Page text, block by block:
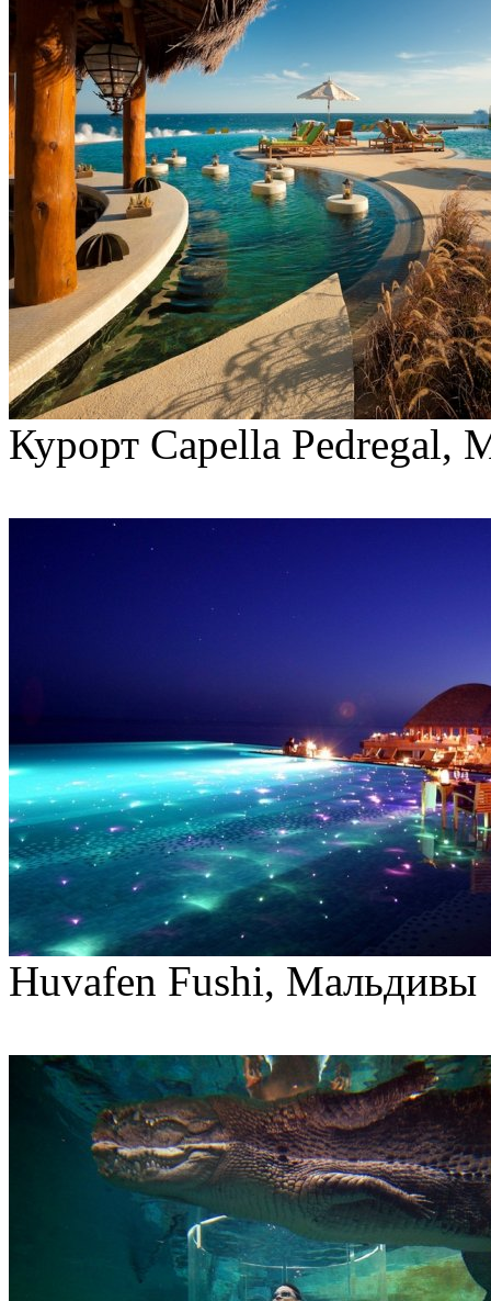
Курорт Capella Pedregal,
Huvafen Fushi, Мальдивы